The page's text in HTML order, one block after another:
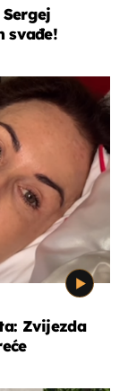
svađe!
Zvijezda